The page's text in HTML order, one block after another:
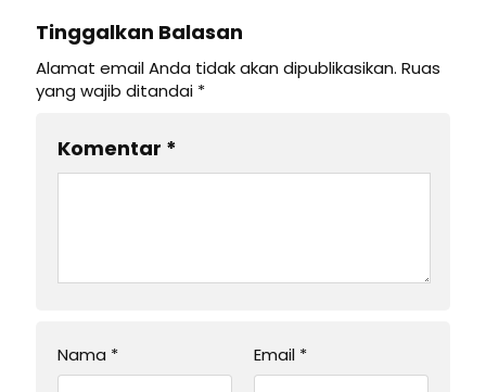
Tinggalkan Balasan
Alamat email Anda tidak akan dipublikasikan. Ruas
yang wajib ditandai *
Komentar *
Nama * Email *